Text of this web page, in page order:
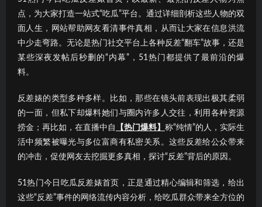
点，为大家打造一站式“吃瓜”平台。通过详细剖析这些人物的双
面人生，网站帮助网友看清事件真相，从而让大家在信息洪流
中少走弯路。无论是热门社交平台上各种反差“翻车”故事，还是
某些深夜发帖后秒删的“内幕”，51热门都提供了最前沿的爆
料。
反差婊的类型多种多样。比如，那些在镜头前表现出极其柔弱
的一面，但私下却爆料她们与圈内许多人交往，利用各种资源
捞金；再比如，在直播中自
【热门爆料】 称“纯情”的人，实际生
活中频繁被曝光与多位富商有私密关系。这些反差给公众带来
的冲击，促使网友去挖掘更多真相，探讨“反差”背后的原因。
51热门今日吃瓜反差婊首页，正是通过精心编辑和筛选，给出
这些“反差”事件的网络流传内容分析，给吃瓜群众带来全方位的